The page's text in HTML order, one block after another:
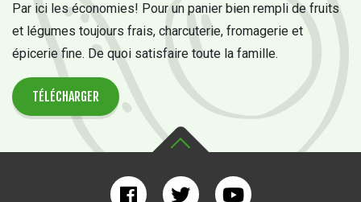
Par ici les économies! Pour un panier bien rempli de fruits
et légumes toujours frais, charcuterie, fromagerie et
épicerie fine. De quoi satisfaire toute la famille.
TÉLÉCHARGER